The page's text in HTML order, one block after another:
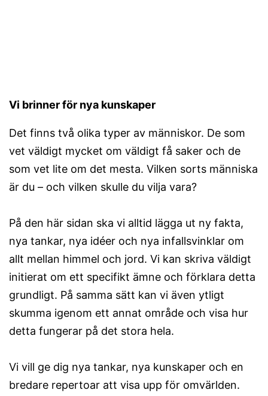
Vi brinner för nya kunskaper
Det finns två olika typer av människor. De som
vet väldigt mycket om väldigt få saker och de
som vet lite om det mesta. Vilken sorts människa
är du – och vilken skulle du vilja vara?
På den här sidan ska vi alltid lägga ut ny fakta,
nya tankar, nya idéer och nya infallsvinklar om
allt mellan himmel och jord. Vi kan skriva väldigt
initierat om ett specifikt ämne och förklara detta
grundligt. På samma sätt kan vi även ytligt
skumma igenom ett annat område och visa hur
detta fungerar på det stora hela.
Vi vill ge dig nya tankar, nya kunskaper och en
bredare repertoar att visa upp för omvärlden.